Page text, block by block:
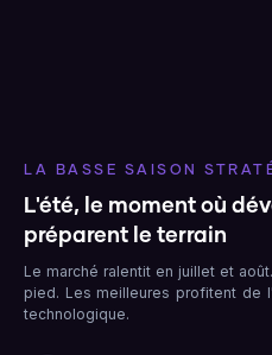
LA BASSE SAISON
L'été, le moment où
préparent le terrain
Le marché ralentit en juillet et
pied. Les meilleures profitent de
technologique.